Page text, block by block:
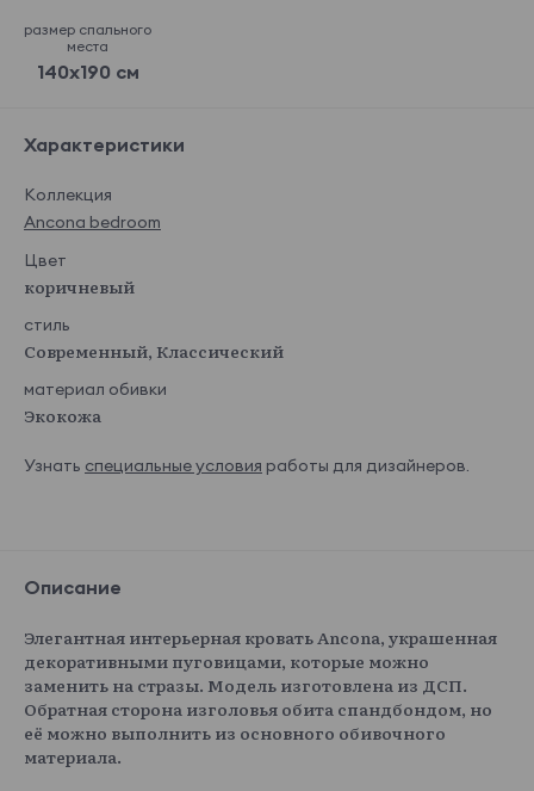
размер спального
места
140x190 см
Характеристики
Коллекция
Ancona bedroom
Цвет
коричневый
стиль
Современный, Классический
материал обивки
Экокожа
Узнать специальные условия работы для дизайнеров.
Описание
Элегантная интерьерная кровать Ancona, украшенная
декоративными пуговицами, которые можно
заменить на стразы. Модель изготовлена из ДСП.
Обратная сторона изголовья обита спандбондом, но
её можно выполнить из основного обивочного
материала.